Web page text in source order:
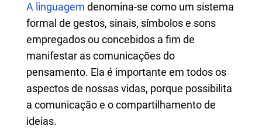
A linguagem denomina-se como um sistema
formal de gestos, sinais, símbolos e sons
empregados ou concebidos a fim de
manifestar as comunicações do
pensamento. Ela é importante em todos os
aspectos de nossas vidas, porque possibilita
a comunicação e o compartilhamento de
ideias.